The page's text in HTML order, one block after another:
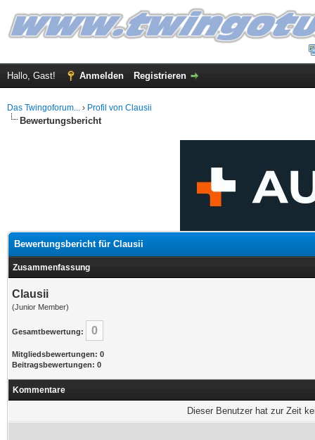
Hallo, Gast! Anmelden Registrieren
Das Twingoforum... › Profil von Clausii
Bewertungsbericht
Bewertungsbericht für Clausii
Zusammenfassung
Clausii
(Junior Member)
Gesamtbewertung: 0
Mitgliedsbewertungen: 0
Beitragsbewertungen: 0
Kommentare
Dieser Benutzer hat zur Zeit